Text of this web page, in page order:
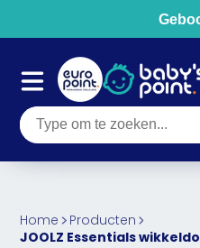
Home
Producten
JOOLZ Essentials